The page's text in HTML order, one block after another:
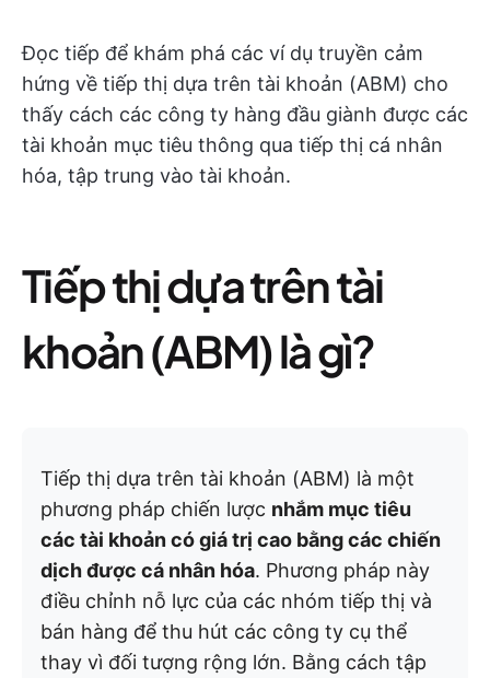
Đọc tiếp để khám phá các ví dụ truyền cảm
hứng về tiếp thị dựa trên tài khoản (ABM) cho
thấy cách các công ty hàng đầu giành được các
tài khoản mục tiêu thông qua tiếp thị cá nhân
hóa, tập trung vào tài khoản.
Tiếp thị dựa trên tài
khoản (ABM) là gì?
Tiếp thị dựa trên tài khoản (ABM) là một
phương pháp chiến lược nhắm mục tiêu
các tài khoản có giá trị cao bằng các chiến
dịch được cá nhân hóa. Phương pháp này
điều chỉnh nỗ lực của các nhóm tiếp thị và
bán hàng để thu hút các công ty cụ thể
thay vì đối tượng rộng lớn. Bằng cách tập